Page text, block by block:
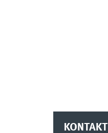
KONTAKT